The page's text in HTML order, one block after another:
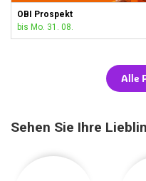
OBI Prospekt
bis Mo. 31. 08.
Alle
Sehen Sie Ihre